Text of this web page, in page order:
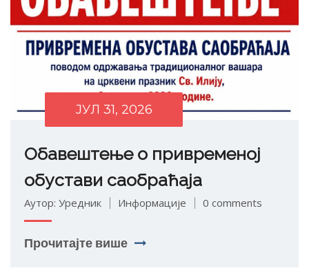
ЈУЛ 31, 2026
Обавештење о привременој
обустави саобраћаја
Аутор: Уредник Информације 0 comments
Прочитајте више